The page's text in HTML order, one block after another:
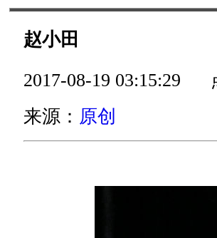
赵小田
2017-08-19 03:15:29
来源： 原创